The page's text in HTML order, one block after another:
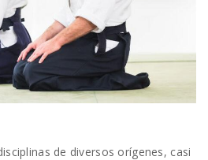
de diversos orígenes, casi